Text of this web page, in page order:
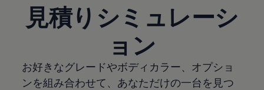
見積りシミュレーシ
ョン
お好きなグレードやボディカラー、オプショ
ンを組み合わせて、あなただけの一台を見つ